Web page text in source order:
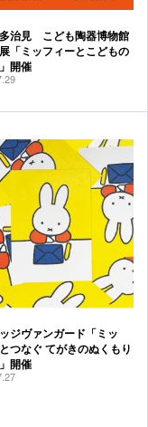
治見 こども陶器博物館
「ミッフィーとこどもの
開催
ジヴァンガード「ミッ
つなぐ てがきのぬくもり
開催